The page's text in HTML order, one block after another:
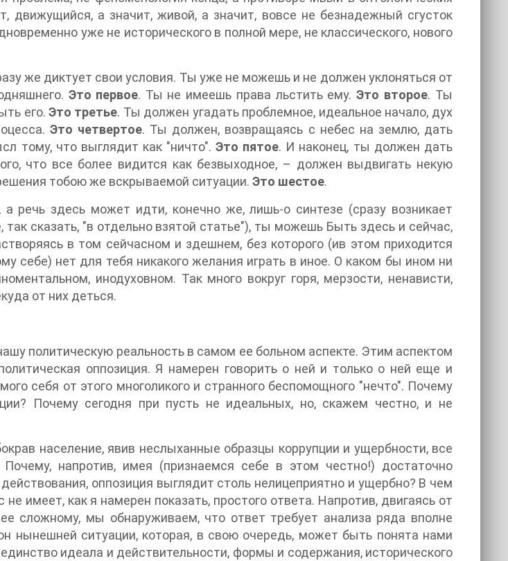
движущийся, а значит, живой, а значит, вовсе не безнадежный сгусток
уже не исторического в полной мере, не классического, нового
же диктует свои условия. Ты уже не можешь и не должен уклоняться от
Это первое. Ты не имеешь права льстить ему. Это второе. Ты
его. Это третье. Ты должен угадать проблемное, идеальное начало, дух
Это четвертое. Ты должен, возвращаясь с небес на землю, дать
тому, что выглядит как "ничто". Это пятое. И наконец, ты должен дать
что все более видится как безвыходное, – должен выдвигать некую
тобою же вскрываемой ситуации. Это шестое.
а речь здесь может идти, конечно же, лишь-о синтезе (сразу возникает
так сказать, "в отдельно взятой статье"), ты можешь Быть здесь и сейчас,
в том сейчасном и здешнем, без которого (ив этом приходится
себе) нет для тебя никакого желания играть в иное. О каком бы ином ни
инодуховном. Так много вокруг горя, мерзости, ненависти,
от них деться.
политическую реальность в самом ее больном аспекте. Этим аспектом
оппозиция. Я намерен говорить о ней и только о ней еще и
себя от этого многоликого и странного беспомощного "нечто". Почему
Почему сегодня при пусть не идеальных, но, скажем честно, и не
население, явив неслыханные образцы коррупции и ущербности, все
напротив, имея (признаемся себе в этом честно!) достаточно
оппозиция выглядит столь нелицеприятно и ущербно? В чем
имеет, как я намерен показать, простого ответа. Напротив, двигаясь от
сложному, мы обнаруживаем, что ответ требует анализа ряда вполне
нынешней ситуации, которая, в свою очередь, может быть понята нами
идеала и действительности, формы и содержания, исторического